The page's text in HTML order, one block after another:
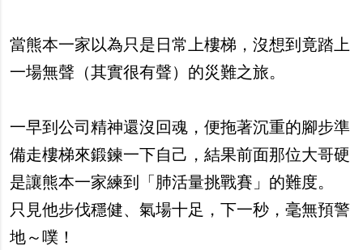
當熊本一家以為只是日常上樓梯，沒想到竟踏上
一場無聲（其實很有聲）的災難之旅。
一早到公司精神還沒回魂，便拖著沉重的腳步準
備走樓梯來鍛鍊一下自己，結果前面那位大哥硬
是讓熊本一家練到「肺活量挑戰賽」的難度。
只見他步伐穩健、氣場十足，下一秒，毫無預警
地～噗！